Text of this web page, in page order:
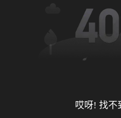
哎呀! 找不